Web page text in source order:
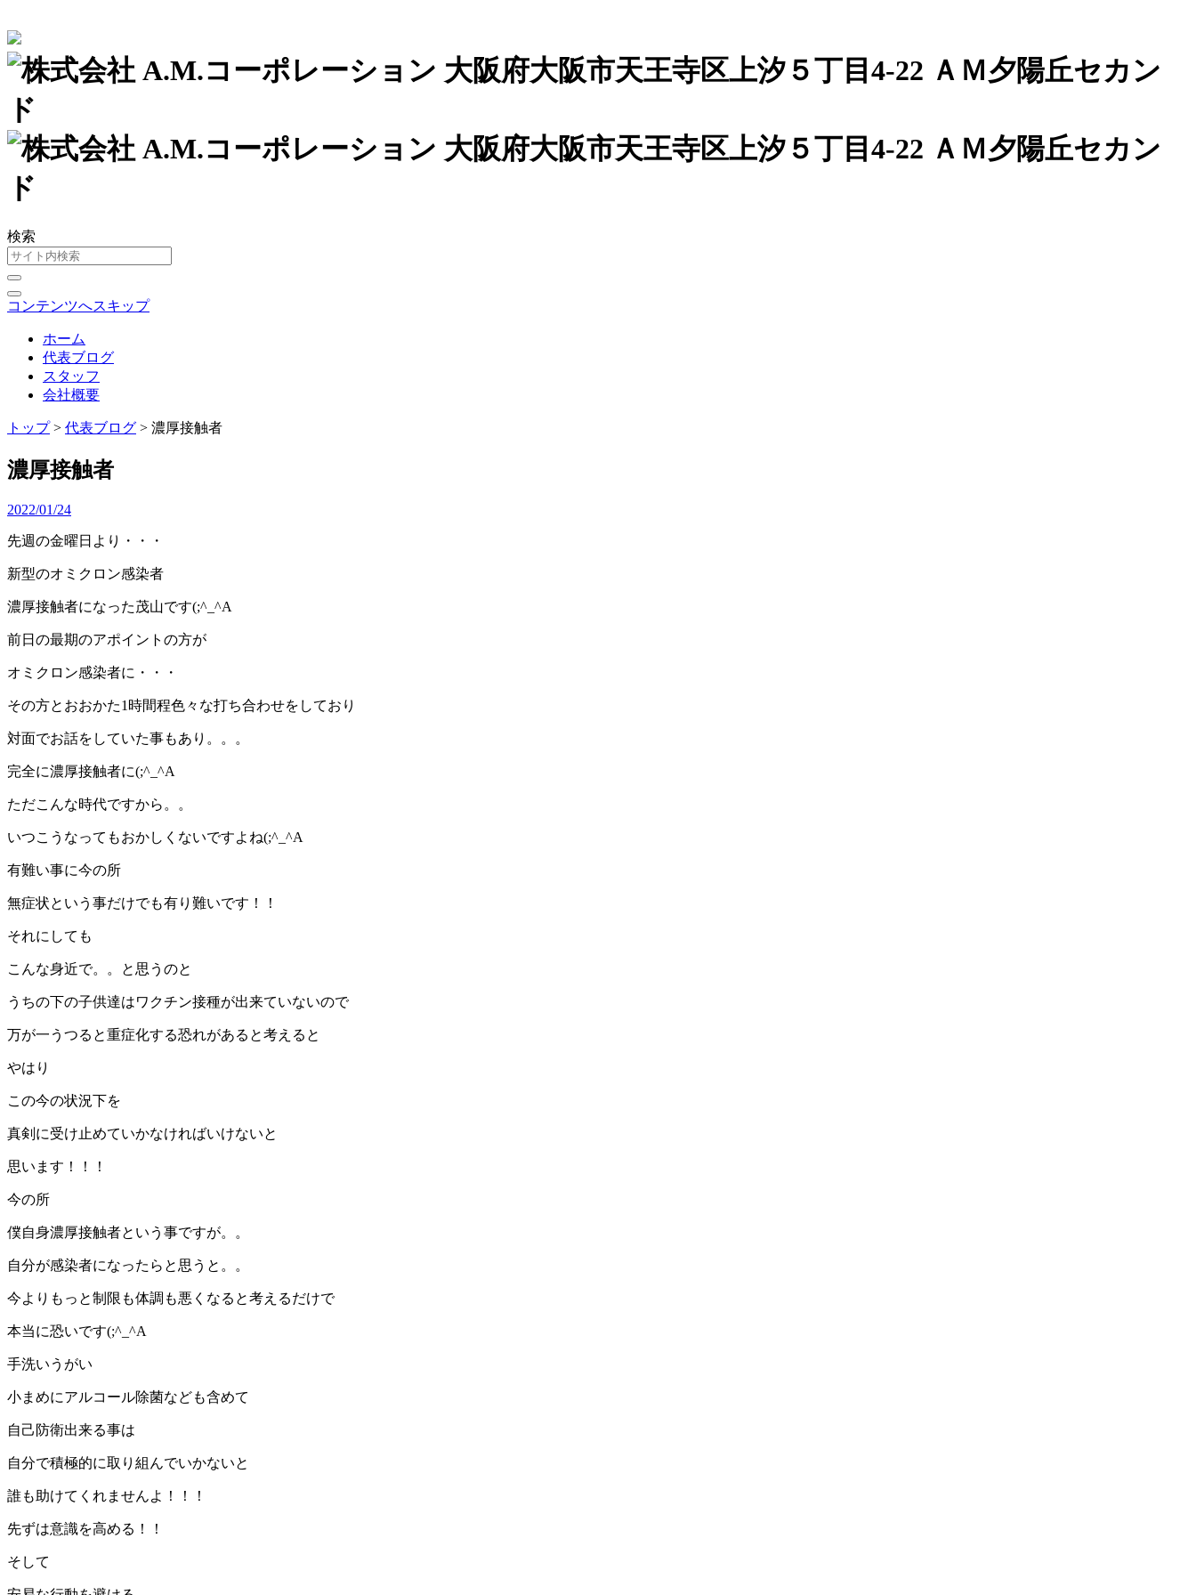
検索
コンテンツへスキップ
ホーム
代表ブログ
スタッフ
会社概要
トップ> 代表ブログ > 濃厚接触者
濃厚接触者
2022/01/24
先週の金曜日より・・・
新型のオミクロン感染者
濃厚接触者になった茂山です(;^_^A
前日の最期のアポイントの方が
オミクロン感染者に・・・
その方とおおかた1時間程色々な打ち合わせをしており
対面でお話をしていた事もあり。。。
完全に濃厚接触者に(;^_^A
ただこんな時代ですから。。
いつこうなってもおかしくないですよね(;^_^A
有難い事に今の所
無症状という事だけでも有り難いです！！
それにしても
こんな身近で。。と思うのと
うちの下の子供達はワクチン接種が出来ていないので
万が一うつると重症化する恐れがあると考えると
やはり
この今の状況下を
真剣に受け止めていかなければいけないと
思います！！！
今の所
僕自身濃厚接触者という事ですが。。
自分が感染者になったらと思うと。。
今よりもっと制限も体調も悪くなると考えるだけで
本当に恐いです(;^_^A
手洗いうがい
小まめにアルコール除菌なども含めて
自己防衛出来る事は
自分で積極的に取り組んでいかないと
誰も助けてくれませんよ！！！
先ずは意識を高める！！
そして